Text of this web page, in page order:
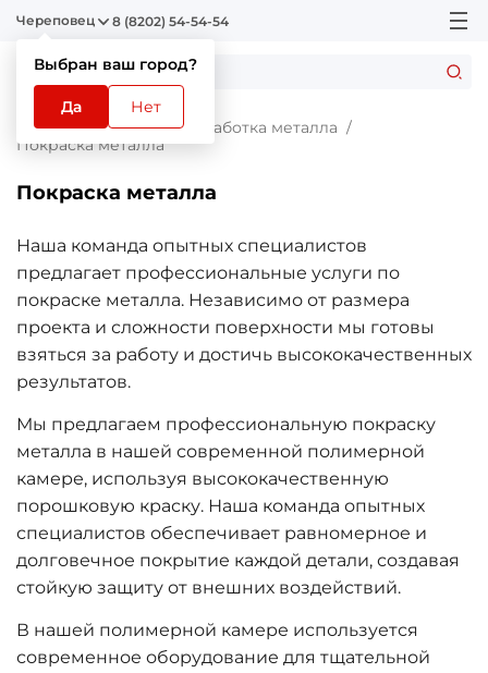
Череповец
Выбран ваш город?
Да Нет
8 (8202) 54-54-54
Главная Услуги
Обработка металла
Покраска металла
Покраска металла
Наша команда опытных специалистов
предлагает профессиональные услуги по
покраске металла. Независимо от размера
проекта и сложности поверхности мы готовы
взяться за работу и достичь высококачественных
результатов.
Мы предлагаем профессиональную покраску
металла в нашей современной полимерной
камере, используя высококачественную
порошковую краску. Наша команда опытных
специалистов обеспечивает равномерное и
долговечное покрытие каждой детали, создавая
стойкую защиту от внешних воздействий.
В нашей полимерной камере используется
современное оборудование для тщательной